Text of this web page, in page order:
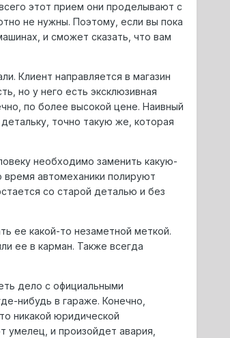
этот прием они проделывают с
не нужны. Поэтому, если вы пока
и сможет сказать, что вам
Клиент направляется в магазин
но у него есть эксклюзивная
по более высокой цене. Наивный
точно такую же, которая
необходимо заменить какую-
время автомеханики полируют
со старой деталью и без
ее какой-то незаметной меткой.
ее в карман. Также всегда
дело с официальными
нибудь в гараже. Конечно,
никакой юридической
умелец, и произойдет авария,